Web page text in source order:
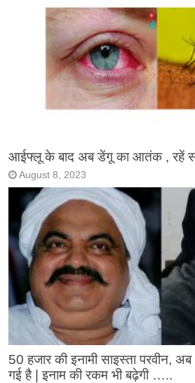
आईफ्लू के बाद अब डेंगू का आतंक , रहें
August 8, 2023
50 हजार की इनामी साइस्ता परवीन,
गई है | इनाम की रकम भी बढ़ेगी …..